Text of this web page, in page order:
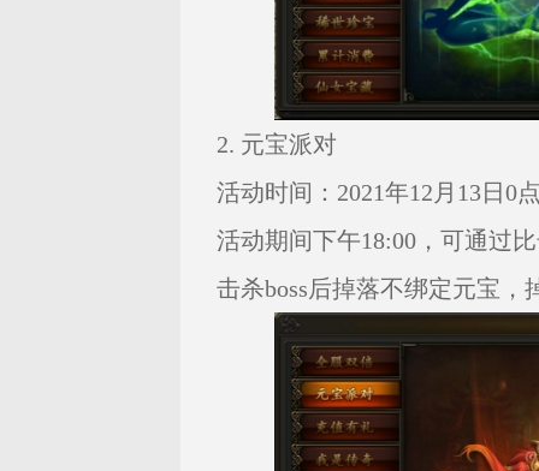
2. 元宝派对
活动时间：2021年12月13日0
活动期间下午18:00，可通过
击杀boss后掉落不绑定元宝，